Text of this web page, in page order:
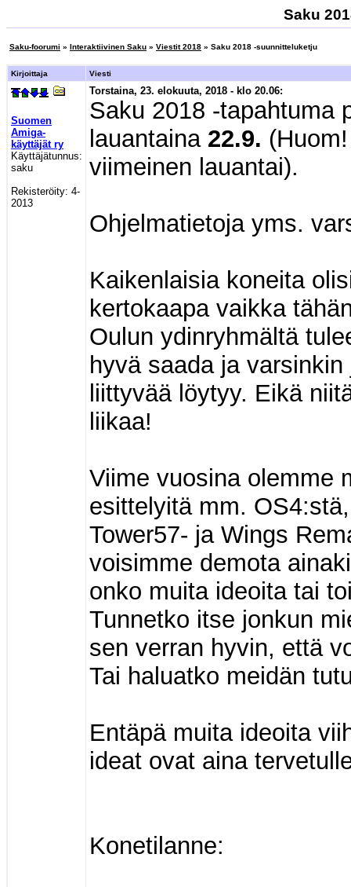
Saku
Saku-foorumi » Interaktiivinen Saku » Viestit 2018 » Saku 2018 -suunnitteluketju
Kirjoittaja Viesti
Suomen
Amiga-
käyttäjät ry
Käyttäjätunnus:
saku
Rekisteröity: 4-
2013
Torstaina, 23. elokuuta, 2018 - klo 20.06:
Saku 2018 -tapahtuma
lauantaina 22.9.
viimeinen lauantai).
Ohjelmatietoja yms.
Kaikenlaisia koneita
kertokaapa vaikka
Oulun ydinryhmältä
hyvä saada ja
liittyvää löytyy. Eikä
liikaa!
Viime vuosina olemme
esittelyitä mm.
Tower57- ja Wings
voisimme demota
onko muita ideoita tai
Tunnetko itse jonkun
sen verran hyvin, että
Tai haluatko meidän
Entäpä muita ideoita
ideat ovat aina
Konetilanne: